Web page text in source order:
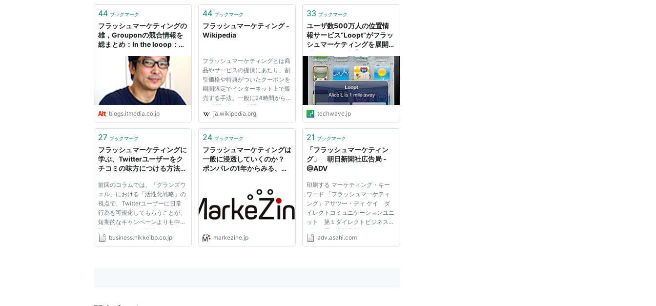
なという印象は受けております。
44 ブックマーク
フラッシュマーケティングの
雄，Grouponの競合情報を
総まとめ：In the looop：オ
blogs.itmedia.co.jp
44 ブックマーク
フラッシュマーケティング -
Wikipedia
フラッシュマーケティングとは商
品やサービスの提供にあたり、割
引価格や特典がついたクーポンを
期間限定でインターネット上で販
売する手法。一般に24時間から
72時間程度の短時間（フラッシ
ュ）に、集客と販売および見込み
特徴を持つ。 アメリカでは従来
定し...
ja.wikipedia.org
33 ブックマーク
ユーザ数500万人の位置情
報サービス“Loopt”がフラッ
シュマーケティングを展開
TechWave（テックウェー
ブ）
techwave.jp
27 ブックマーク
フラッシュマーケティングに
学ぶ、Twitterユーザーをク
チコミの味方につける方法：
ネットマーケティング)
前回のコラムでは、「グランズウ
ェル」における「活性化戦略」の
視点で、Twitterユーザーに日常
行為を可視化してもらうことが、
短期的なキャンペーンよりも中長
期に効いてくる可能性があるので
はないか、という話を紹介しまし
business.nikkeibp.co.jp
24 ブックマーク
フラッシュマーケティングは
一般に浸透していくのか？
ポンパレの1年からみる、割
markezine.jp
21 ブックマーク
「フラッシュマーケティン
グ」 朝日新聞社広告局 -
@ADV
印刷する マーケティング・キー
ワード 「フラッシュマーケティ
ング」アサツー・ディ ケイ ダ
イレクトコミュニケーションユニ
ット 第１ダイレクトビジネスデ
ザイン局 小林 弘治 2010/08/10
フラッシュマーケティングとは、
adv.asahi.com